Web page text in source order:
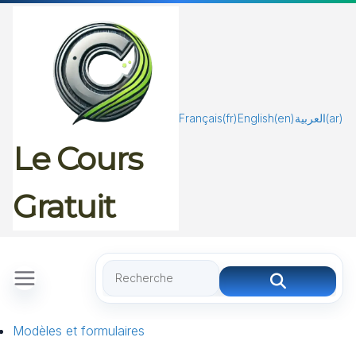
Le Cours
Gratuit
Français(fr) English(en)العربية(ar)
Modèles et formulaires